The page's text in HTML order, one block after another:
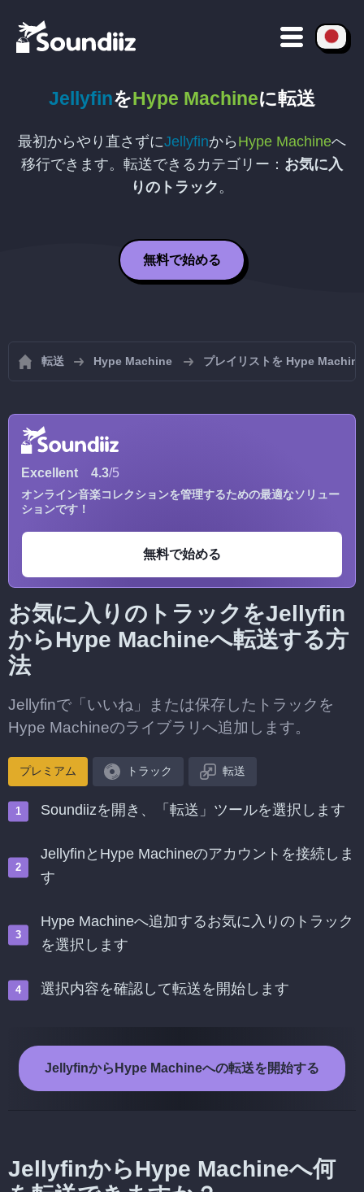
JellyfinをHype Machineに転送
最初からやり直さずにJellyfinから Hype Machineへ
移行できます。転送できるカテゴリー： お気に入
りのトラック。
無料で始める
転送 Hype Machine プレイリストを Hype
Excellent 4.3/5
オンライン音楽コレクションを管理するための最適なソリュー
ションです！
無料で始める
お気に入りのトラックをJellyfin
からHype Machineへ転送する方
法
Jellyfinで「いいね」または保存したトラックを
Hype Machineのライブラリへ追加します。
プレミアム トラック 転送
Soundiizを開き、「転送」ツールを選択します
JellyfinとHype Machineのアカウントを接続しま
す
Hype Machineへ追加するお気に入りのトラック
を選択します
選択内容を確認して転送を開始します
JellyfinからHype Machineへの転送を開始する
JellyfinからHype Machineへ何